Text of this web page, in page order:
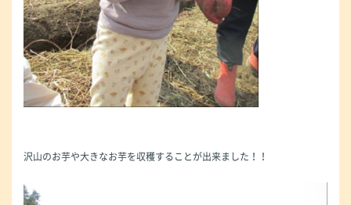
沢山のお芋や大きなお芋を収穫することが出来ました！！